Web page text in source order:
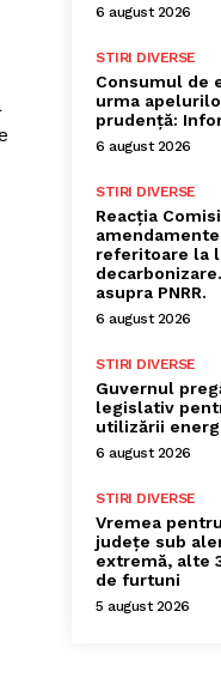
6 august 2026
STIRI DIVERSE
Consumul de
urma
prudență:
6 august 2026
STIRI DIVERSE
Reacția
referitoare la
asupra PNRR.
6 august 2026
STIRI DIVERSE
Guvernul
legislativ
utilizării
6 august 2026
STIRI DIVERSE
Vremea
județe sub
extremă, alte
de furtuni
5 august 2026